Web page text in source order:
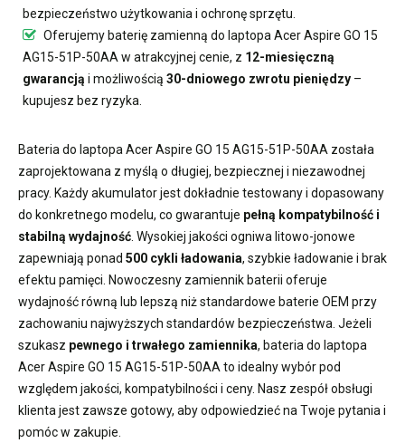
bezpieczeństwo użytkowania i ochronę sprzętu.
Oferujemybaterię zamienną do laptopa Acer Aspire GO 15
AG15-51P-50AA w atrakcyjnej cenie, z 12-miesięczną
gwarancją i możliwością 30-dniowego zwrotu pieniędzy –
kupujesz bez ryzyka.
Bateria do laptopa Acer Aspire GO 15 AG15-51P-50AA została
zaprojektowana z myślą o długiej, bezpiecznej i niezawodnej
pracy. Każdy akumulator jest dokładnie testowany i dopasowany
do konkretnego modelu, co gwarantuje pełną kompatybilność i
stabilną wydajność . Wysokiej jakości ogniwa litowo-jonowe
zapewniają ponad 500 cykli ładowania, szybkie ładowanie i brak
efektu pamięci. Nowoczesny zamiennik baterii oferuje
wydajność równą lub lepszą niż standardowe baterie OEM przy
zachowaniu najwyższych standardów bezpieczeństwa. Jeżeli
szukasz pewnego i trwałego zamiennika, bateria do laptopa
Acer Aspire GO 15 AG15-51P-50AA to idealny wybór pod
względem jakości, kompatybilności i ceny. Nasz zespół obsługi
klienta jest zawsze gotowy, aby odpowiedzieć na Twoje pytania i
pomóc w zakupie.